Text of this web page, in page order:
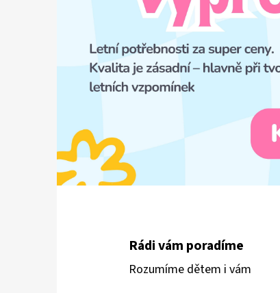
Rádi vám poradíme
Rozumíme dětem i vám
TĚLOVÝ KRÉM CREMA CORPO, 250 ML
375 Kč